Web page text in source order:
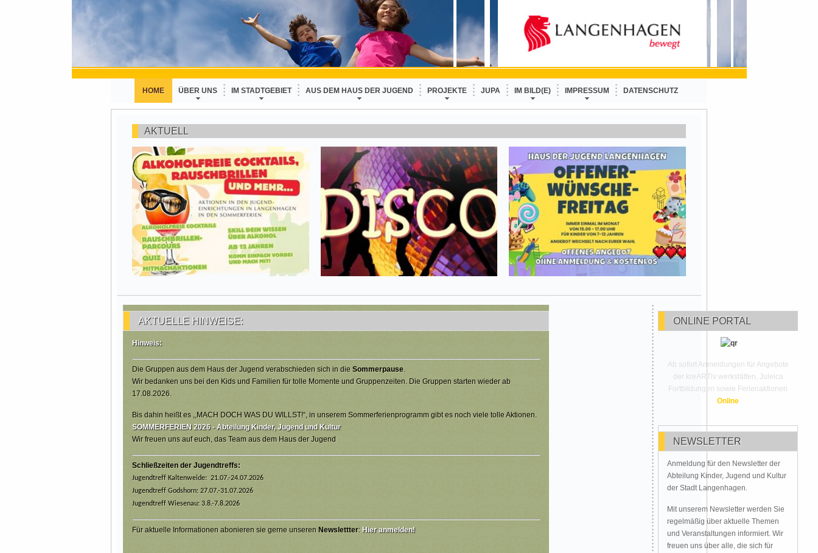
HOME ÜBER UNS IM STADTGEBIET AUS DEM HAUS DER JUGEND PROJEKTE JUPA IM BILD(E) IMPRESSUM DATENSCHUTZ
AKTUELL
AKTUELLE HINWEISE:
Hinweis:
Die Gruppen aus dem Haus der Jugend verabschieden sich in die Sommerpause.
Wir bedanken uns bei den Kids und Familien für tolle Momente und Gruppenzeiten. Die Gruppen starten wieder ab
17.08.2026.
Bis dahin heißt es ,,MACH DOCH WAS DU WILLST!“, in unserem Sommerferienprogramm gibt es noch viele tolle Aktionen.
SOMMERFERIEN 2026 - Abteilung Kinder, Jugend und Kultur
Wir freuen uns auf euch, das Team aus dem Haus der Jugend
Schließzeiten der Jugendtreffs:
Jugendtreff Kaltenweide: 21.07.-24.07.2026
Jugendtreff Godshorn: 27.07.-31.07.2026
Jugendtreff Wiesenau: 3.8.-7.8.2026
Für aktuelle Informationen abonieren sie gerne unseren Newslettter: Hier anmelden!
ONLINE PORTAL
Ab sofort Anmeldungen für Angebote
der kreARTiv werkstätten, Juleica
Fortbildungen sowie Ferienaktionen
Online
NEWSLETTER
Anmeldung für den Newsletter der
Abteilung Kinder, Jugend und Kultur
der Stadt Langenhagen.
Mit unserem Newsletter werden Sie
regelmäßig über aktuelle Themen
und Veranstaltungen informiert. Wir
freuen uns über alle, die sich für